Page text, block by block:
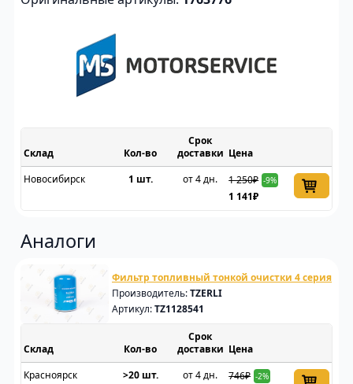
Склад
Срок
доставки Цена
Новосибирск
1 шт. от 4 дн. 1 250₽ -9%
1 141₽
Аналоги
Фильтр топливный тонкой очистки 4 серия
Производитель:TZERLI
Артикул:TZ1128541
Склад
Срок
доставки Цена
Красноярск
>20 шт. от 4 дн. 746₽ -2%